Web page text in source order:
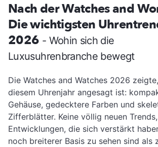
Nach der Watches and
Die wichtigsten
2026 - Wohin sich die
Luxusuhrenbranche bewegt
Die Watches and Watches 2026
diesem Uhrenjahr angesagt ist:
Gehäuse, gedecktere Farben und
Zifferblätter. Keine völlig neuen
Entwicklungen, die sich verstärkt
noch breiterer Basis zu sehen sind als